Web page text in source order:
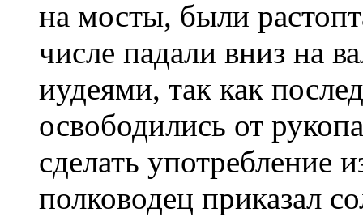
на мосты, были
числе падали вниз на
иудеями, так как
освободились от
сде­лать употребление
полководец приказал